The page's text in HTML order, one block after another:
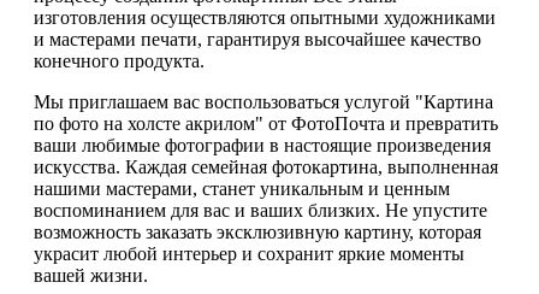
изготовления осуществляются опытными художниками
и мастерами печати, гарантируя высочайшее качество
конечного продукта.
Мы приглашаем вас воспользоваться услугой "Картина
по фото на холсте акрилом" от ФотоПочта и превратить
ваши любимые фотографии в настоящие произведения
искусства. Каждая семейная фотокартина, выполненная
нашими мастерами, станет уникальным и ценным
воспоминанием для вас и ваших близких. Не упустите
возможность заказать эксклюзивную картину, которая
украсит любой интерьер и сохранит яркие моменты
вашей жизни.